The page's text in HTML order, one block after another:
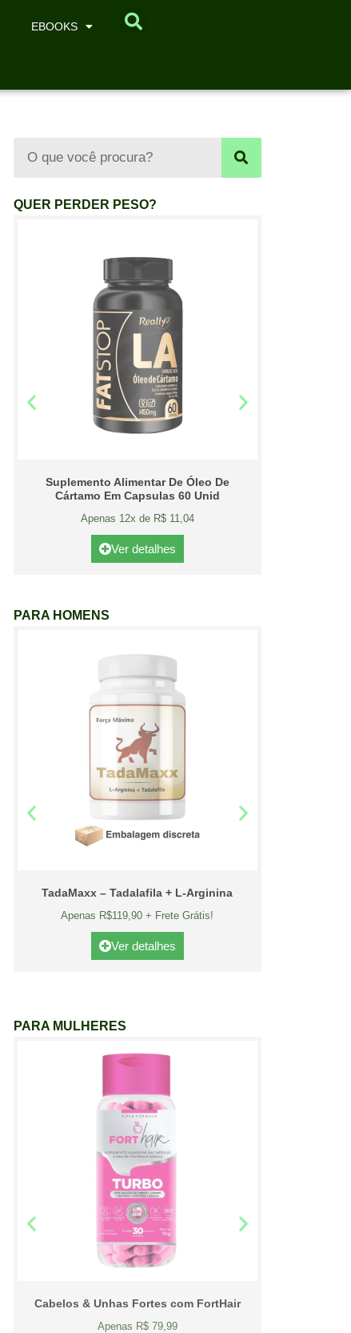
EBOOKS
QUER PERDER PESO?
Suplemento Alimentar De Óleo De
Cártamo Em Capsulas 60 Unid
Apenas 12x de R$ 11,04
Ver detalhes
PARA HOMENS
TadaMaxx – Tadalafila + L-Arginina
Apenas R$119,90 + Frete Grátis!
Ver detalhes
PARA MULHERES
Cabelos & Unhas Fortes com FortHair
Apenas R$ 79,99